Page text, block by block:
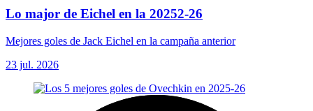
Lo major de Eichel en la 20252-26
Mejores goles de Jack Eichel en la campaña anterior
23 jul. 2026